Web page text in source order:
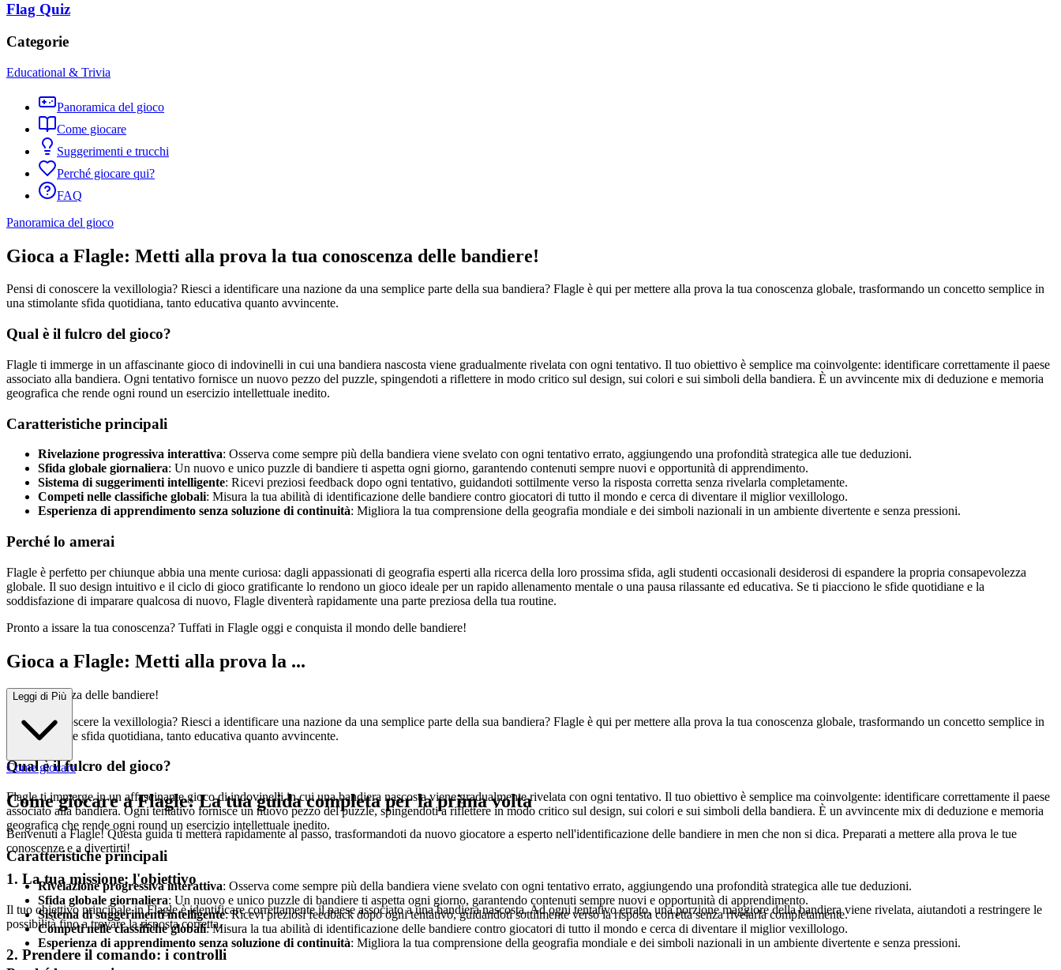
Flag Quiz
Categorie
Educational & Trivia
Panoramica del gioco
Come giocare
Suggerimenti e trucchi
Perché giocare qui?
FAQ
Panoramica del gioco
Gioca a Flagle: Metti alla prova la tua conoscenza delle bandiere!
Pensi di conoscere la vexillologia? Riesci a identificare una nazione da una semplice parte della sua bandiera? Flagle è qui per mettere alla prova la tua conoscenza globale, trasformando un concetto semplice in
una stimolante sfida quotidiana, tanto educativa quanto avvincente.
Qual è il fulcro del gioco?
Flagle ti immerge in un affascinante gioco di indovinelli in cui una bandiera nascosta viene gradualmente rivelata con ogni tentativo. Il tuo obiettivo è semplice ma coinvolgente: identificare correttamente il paese
associato alla bandiera. Ogni tentativo fornisce un nuovo pezzo del puzzle, spingendoti a riflettere in modo critico sul design, sui colori e sui simboli della bandiera. È un avvincente mix di deduzione e memoria
geografica che rende ogni round un esercizio intellettuale inedito.
Caratteristiche principali
Rivelazione progressiva interattiva: Osserva come sempre più della bandiera viene svelato con ogni tentativo errato, aggiungendo una profondità strategica alle tue deduzioni.
Sfida globale giornaliera: Un nuovo e unico puzzle di bandiere ti aspetta ogni giorno, garantendo contenuti sempre nuovi e opportunità di apprendimento.
Sistema di suggerimenti intelligente: Ricevi preziosi feedback dopo ogni tentativo, guidandoti sottilmente verso la risposta corretta senza rivelarla completamente.
Competi nelle classifiche globali: Misura la tua abilità di identificazione delle bandiere contro giocatori di tutto il mondo e cerca di diventare il miglior vexillologo.
Esperienza di apprendimento senza soluzione di continuità: Migliora la tua comprensione della geografia mondiale e dei simboli nazionali in un ambiente divertente e senza pressioni.
Perché lo amerai
Flagle è perfetto per chiunque abbia una mente curiosa: dagli appassionati di geografia esperti alla ricerca della loro prossima sfida, agli studenti occasionali desiderosi di espandere la propria consapevolezza
globale. Il suo design intuitivo e il ciclo di gioco gratificante lo rendono un gioco ideale per un rapido allenamento mentale o una pausa rilassante ed educativa. Se ti piacciono le sfide quotidiane e la
soddisfazione di imparare qualcosa di nuovo, Flagle diventerà rapidamente una parte preziosa della tua routine.
Pronto a issare la tua conoscenza? Tuffati in Flagle oggi e conquista il mondo delle bandiere!
Gioca a Flagle: Metti alla prova la ...
tua conoscenza delle bandiere!
Pensi di conoscere la vexillologia? Riesci a identificare una nazione da una semplice parte della sua bandiera? Flagle è qui per mettere alla prova la tua conoscenza globale, trasformando un concetto semplice in
una stimolante sfida quotidiana, tanto educativa quanto avvincente.
Qual è il fulcro del gioco?
Flagle ti immerge in un affascinante gioco di indovinelli in cui una bandiera nascosta viene gradualmente rivelata con ogni tentativo. Il tuo obiettivo è semplice ma coinvolgente: identificare correttamente il paese
associato alla bandiera. Ogni tentativo fornisce un nuovo pezzo del puzzle, spingendoti a riflettere in modo critico sul design, sui colori e sui simboli della bandiera. È un avvincente mix di deduzione e memoria
geografica che rende ogni round un esercizio intellettuale inedito.
Caratteristiche principali
Rivelazione progressiva interattiva: Osserva come sempre più della bandiera viene svelato con ogni tentativo errato, aggiungendo una profondità strategica alle tue deduzioni.
Sfida globale giornaliera: Un nuovo e unico puzzle di bandiere ti aspetta ogni giorno, garantendo contenuti sempre nuovi e opportunità di apprendimento.
Sistema di suggerimenti intelligente: Ricevi preziosi feedback dopo ogni tentativo, guidandoti sottilmente verso la risposta corretta senza rivelarla completamente.
Competi nelle classifiche globali: Misura la tua abilità di identificazione delle bandiere contro giocatori di tutto il mondo e cerca di diventare il miglior vexillologo.
Esperienza di apprendimento senza soluzione di continuità: Migliora la tua comprensione della geografia mondiale e dei simboli nazionali in un ambiente divertente e senza pressioni.
Leggi di Più
Come giocare
Come giocare a Flagle: La tua guida completa per la prima volta
Benvenuti a Flagle! Questa guida ti metterà rapidamente al passo, trasformandoti da nuovo giocatore a esperto nell'identificazione delle bandiere in men che non si dica. Preparati a mettere alla prova le tue
conoscenze e a divertirti!
1. La tua missione: l'obiettivo
Il tuo obiettivo principale in Flagle è identificare correttamente il paese associato a una bandiera nascosta. Ad ogni tentativo errato, una porzione maggiore della bandiera viene rivelata, aiutandoti a restringere le
possibilità fino a trovare la risposta corretta.
2. Prendere il comando: i controlli